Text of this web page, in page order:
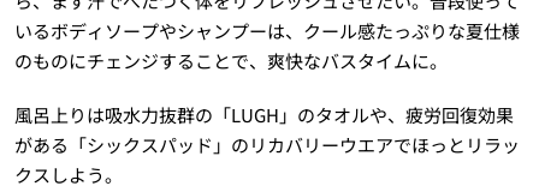
いるボディソープやシャンプーは、クール感たっぷりな夏仕様
のものにチェンジすることで、爽快なバスタイムに。
風呂上りは吸水力抜群の「LUGH」のタオルや、疲労回復効果
がある「シックスパッド」のリカバリーウエアでほっとリラッ
クスしよう。